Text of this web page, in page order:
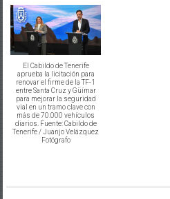
El Cabildo de Tenerife
aprueba la licitación para
renovar el firme de la TF-1
entre Santa Cruz y Güímar
para mejorar la seguridad
vial en un tramo clave con
más de 70.000 vehículos
diarios. Fuente: Cabildo de
Tenerife / Juanjo Velázquez
Fotógrafo